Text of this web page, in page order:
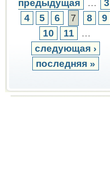
предыдущая …
3
4
5 6 7 8
9
10
11
…
следующая ›
последняя »